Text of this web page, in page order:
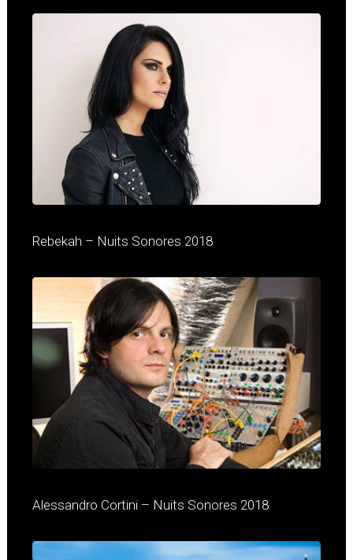
Rebekah – Nuits Sonores 2018
Alessandro Cortini – Nuits Sonores 2018